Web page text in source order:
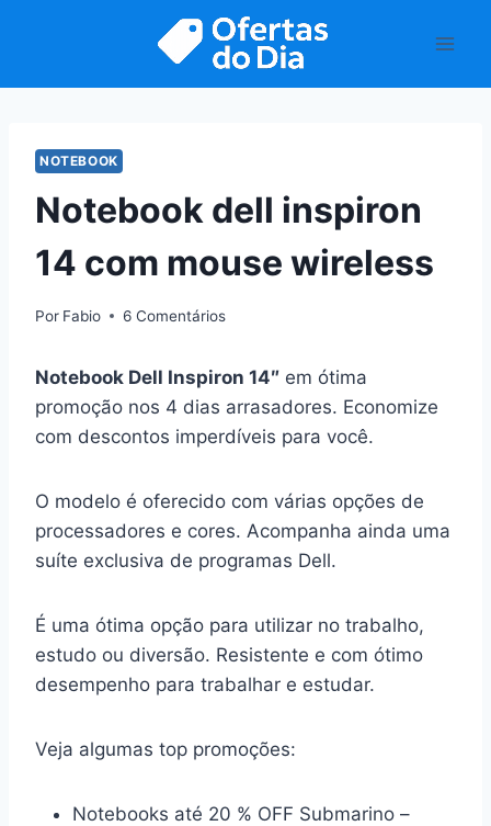
NOTEBOOK
Notebook dell inspiron
14 com mouse wireless
Por Fabio 6 Comentários
Notebook Dell Inspiron 14″ em ótima
promoção nos 4 dias arrasadores. Economize
com descontos imperdíveis para você.
O modelo é oferecido com várias opções de
processadores e cores. Acompanha ainda uma
suíte exclusiva de programas Dell.
É uma ótima opção para utilizar no trabalho,
estudo ou diversão. Resistente e com ótimo
desempenho para trabalhar e estudar.
Veja algumas top promoções:
Notebooks até 20 % OFF Submarino –